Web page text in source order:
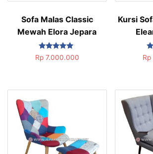
Sofa Malas Classic
Mewah Elora Jepara
Dinilai
5.00
Rp7.000.000
Kursi
Rp